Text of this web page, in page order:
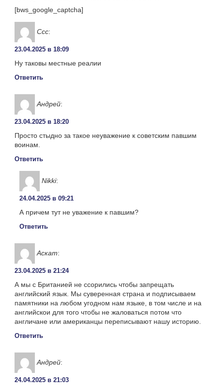
[bws_google_captcha]
Ссс:
23.04.2025 в 18:09
Ну таковы местные реалии
Ответить
Андрей:
23.04.2025 в 18:20
Просто стыдно за такое неуважение к советским павшим
воинам.
Ответить
Nikki:
24.04.2025 в 09:21
А причем тут не уважение к павшим?
Ответить
Аскат:
23.04.2025 в 21:24
А мы с Британией не ссорились чтобы запрещать
английский язык. Мы суверенная страна и подписываем
памятники на любом угодном нам языке, в том числе и на
английскои для того чтобы не жаловаться потом что
англичане или американцы переписывают нашу историю.
Ответить
Андрей:
24.04.2025 в 21:03